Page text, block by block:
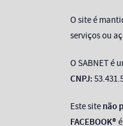
O site é
serviços ou
O SABNET é
CNPJ:
Este site não
FACEBOOK®